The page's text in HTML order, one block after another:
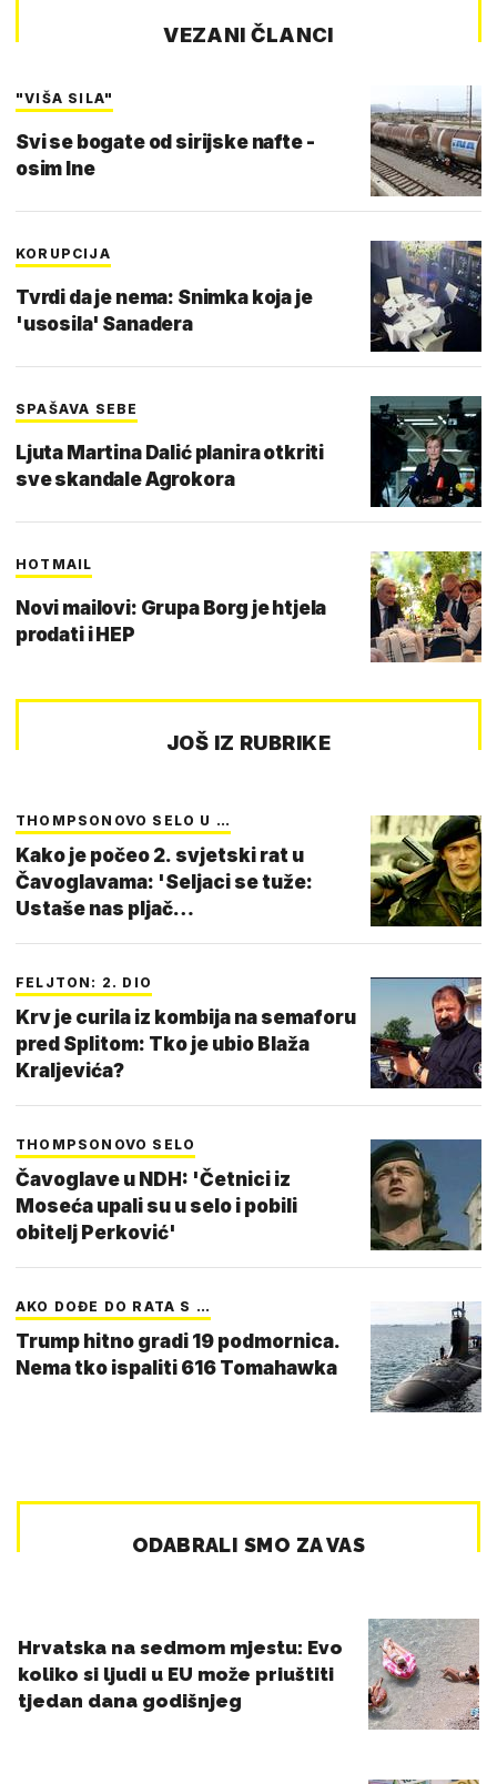
VEZANI ČLANCI
"VIŠA SILA"
Svi se bogate od sirijske nafte -
osim Ine
KORUPCIJA
Tvrdi da je nema: Snimka koja je
'usosila' Sanadera
SPAŠAVA SEBE
Ljuta Martina Dalić planira otkriti
sve skandale Agrokora
HOTMAIL
Novi mailovi: Grupa Borg je htjela
prodati i HEP
JOŠ IZ RUBRIKE
THOMPSONOVO SELO U …
Kako je počeo 2. svjetski rat u
Čavoglavama: 'Seljaci se tuže:
Ustaše nas pljač…
FELJTON: 2. DIO
Krv je curila iz kombija na semaforu
pred Splitom: Tko je ubio Blaža
Kraljevića?
THOMPSONOVO SELO
Čavoglave u NDH: 'Četnici iz
Moseća upali su u selo i pobili
obitelj Perković'
AKO DOĐE DO RATA S …
Trump hitno gradi 19 podmornica.
Nema tko ispaliti 616 Tomahawka